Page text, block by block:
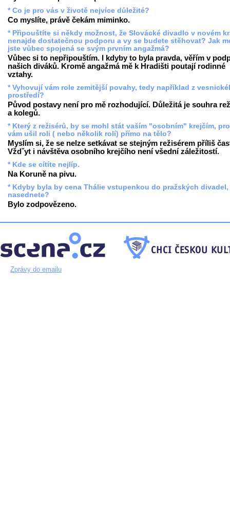
* Co je pro vás v životě nejvíce důležité?
Co myslíte, právě čekám miminko.
* Připouštíte si někdy možnost, že Slovácké divadlo v novém
nenajde dostatečnou podporu a vy se budete stěhovat? Jak
jste vůbec spojená se svým prvním angažmá?
Vůbec si to nepřipouštím. I kdyby to byla pravda, věřím v
našich diváků. Kromě angažmá mě k Hradišti poutají rodinné
vztahy.
* Vyhovují vám role zemitější povahy, tedy například z
prostředí?
Původ postavy není pro mě rozhodující. Důležitá je souhra
a kolegů.
* Který z režisérů, by se mohl stát vaším "osobním" krejčím,
vám ušil roli ( nebo několik rolí) přímo na tělo?
Myslím si, že se nelze setkávat se stejným režisérem příliš
Vždˇyt i návštěva osobního krejčího není všední záležitostí.
* Kde se cítíte nejlíp.
Na Koruně na pivu.
* Kdyby byla by cena Thálie vstupenkou do pražských divadel,
nasednete?
Bylo zodpovězeno.
Zprávy do emailu